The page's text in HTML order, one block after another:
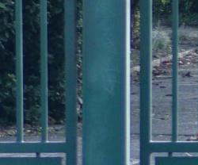
Aller
au
contenu